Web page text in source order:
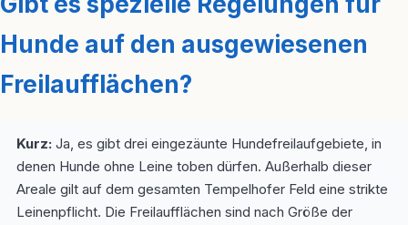
Hunde auf den ausgewiesenen
Freilaufflächen?
Kurz: Ja, es gibt drei eingezäunte Hundefreilaufgebiete, in
denen Hunde ohne Leine toben dürfen. Außerhalb dieser
Areale gilt auf dem gesamten Tempelhofer Feld eine strikte
Leinenpflicht. Die Freilaufflächen sind nach Größe der